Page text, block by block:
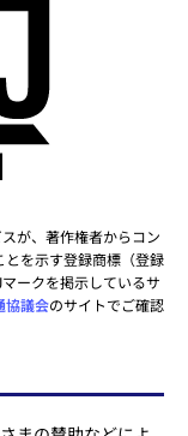
が、著作権者からコン
を示す登録商標（登録
ークを掲示しているサ
協議会のサイトでご確認